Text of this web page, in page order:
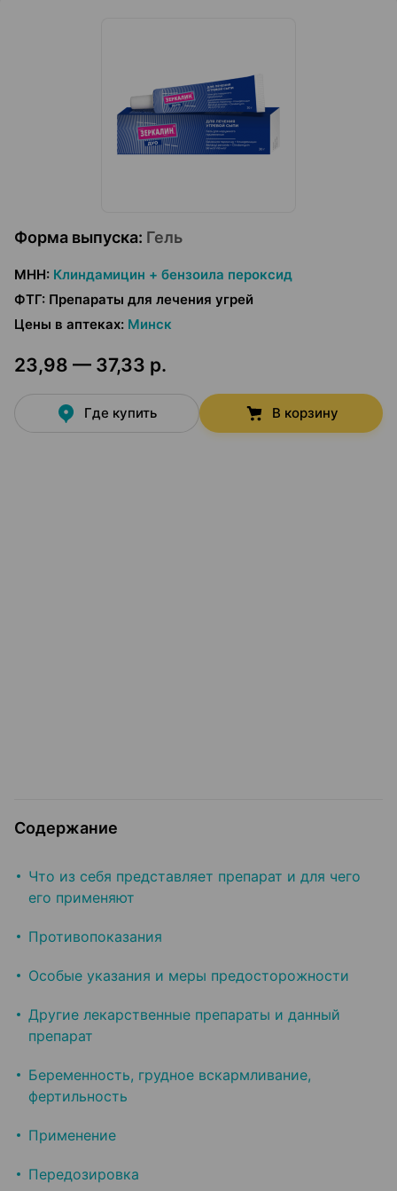
Форма выпуска: Гель
МНН: Клиндамицин + бензоила пероксид
ФТГ: Препараты для лечения угрей
Цены в аптеках: Минск
23,98 — 37,33 р.
Где купить В корзину
Содержание
Что из себя представляет препарат и для чего
его применяют
Противопоказания
Особые указания и меры предосторожности
Другие лекарственные препараты и данный
препарат
Беременность, грудное вскармливание,
фертильность
Применение
Передозировка